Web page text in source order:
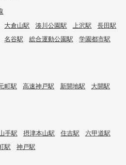
大倉山駅 湊川公園駅 上沢駅
長田駅
名谷駅 総合運動公園駅
学園都市駅
町駅 高速神戸駅 新開地駅
大開駅
手駅 摂津本山駅 住吉駅
六甲道駅
駅 神戸駅